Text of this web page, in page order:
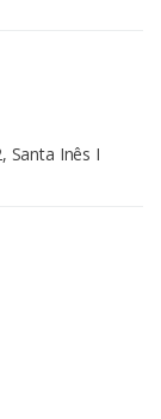
Santa Inês I